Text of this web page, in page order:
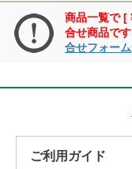
商品一覧で [
合せ商品です
合せフォーム
ご利用ガイド